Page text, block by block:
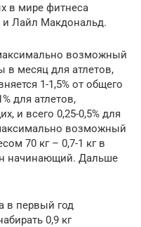
в мире фитнеса
и Лайл Макдональд.
возможный
в месяц для атлетов,
1-1,5% от общего
для атлетов,
и всего 0,25-0,5% для
возможный
70 кг – 0,7-1 кг в
начинающий. Дальше
в первый год
0,9 кг